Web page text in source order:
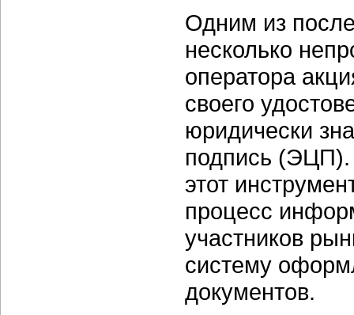
Одним из
несколько
оператора
своего
юридически
подпись
этот
процесс
участников
систему
документов.